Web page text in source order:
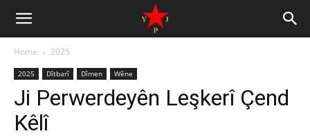
Home 2025
2025 Dîtbarî Dîmen Wêne
Ji Perwerdeyên Leşkerî Çend
Kêlî